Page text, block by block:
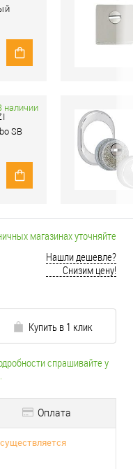
SB
наличии
магазинах уточняйте
Нашли дешевле?
Снизим цену!
Купить в 1 клик
спрашивайте у
Оплата